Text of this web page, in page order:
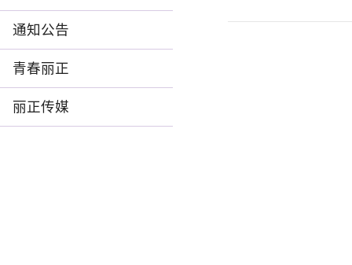
通知公告
青春丽正
丽正传媒